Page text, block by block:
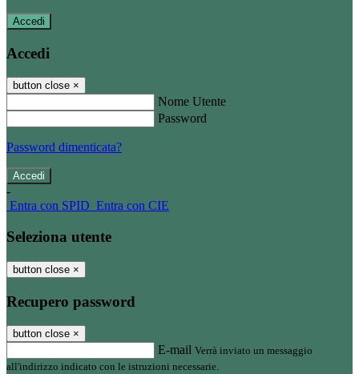
Accedi
Accedi
button close ×
Nome Utente
Password
Password dimenticata?
-
Entra con SPID Entra con CIE
Seleziona utente
button close ×
Recupero password
button close ×
E-mail Verrà inviato un messaggio
all'indirizzo indicato con le istruzioni necessarie.